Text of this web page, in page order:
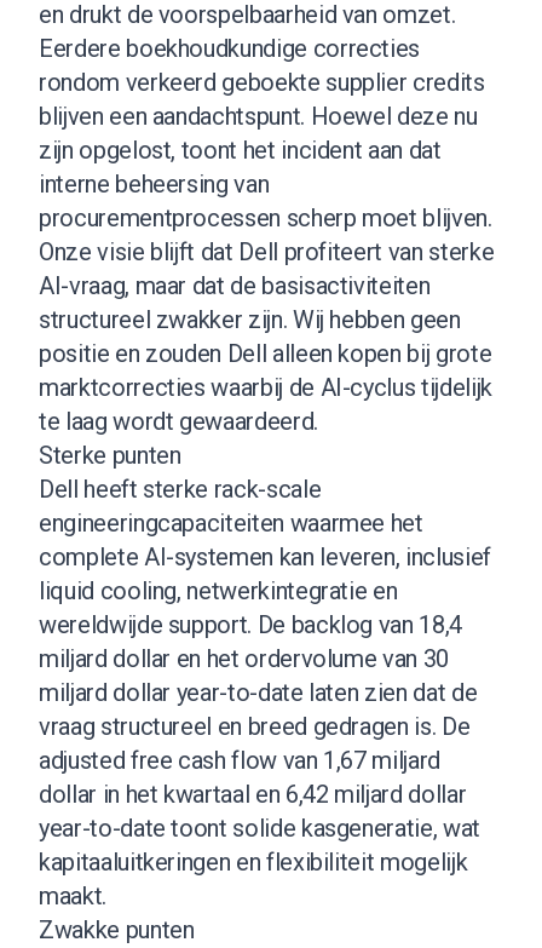
en drukt de voorspelbaarheid van omzet.
Eerdere boekhoudkundige correcties
rondom verkeerd geboekte supplier credits
blijven een aandachtspunt. Hoewel deze nu
zijn opgelost, toont het incident aan dat
interne beheersing van
procurementprocessen scherp moet blijven.
Onze visie blijft dat Dell profiteert van sterke
AI-vraag, maar dat de basisactiviteiten
structureel zwakker zijn. Wij hebben geen
positie en zouden Dell alleen kopen bij grote
marktcorrecties waarbij de AI-cyclus tijdelijk
te laag wordt gewaardeerd.
Sterke punten
Dell heeft sterke rack-scale
engineeringcapaciteiten waarmee het
complete AI-systemen kan leveren, inclusief
liquid cooling, netwerkintegratie en
wereldwijde support. De backlog van 18,4
miljard dollar en het ordervolume van 30
miljard dollar year-to-date laten zien dat de
vraag structureel en breed gedragen is. De
adjusted free cash flow van 1,67 miljard
dollar in het kwartaal en 6,42 miljard dollar
year-to-date toont solide kasgeneratie, wat
kapitaaluitkeringen en flexibiliteit mogelijk
maakt.
Zwakke punten